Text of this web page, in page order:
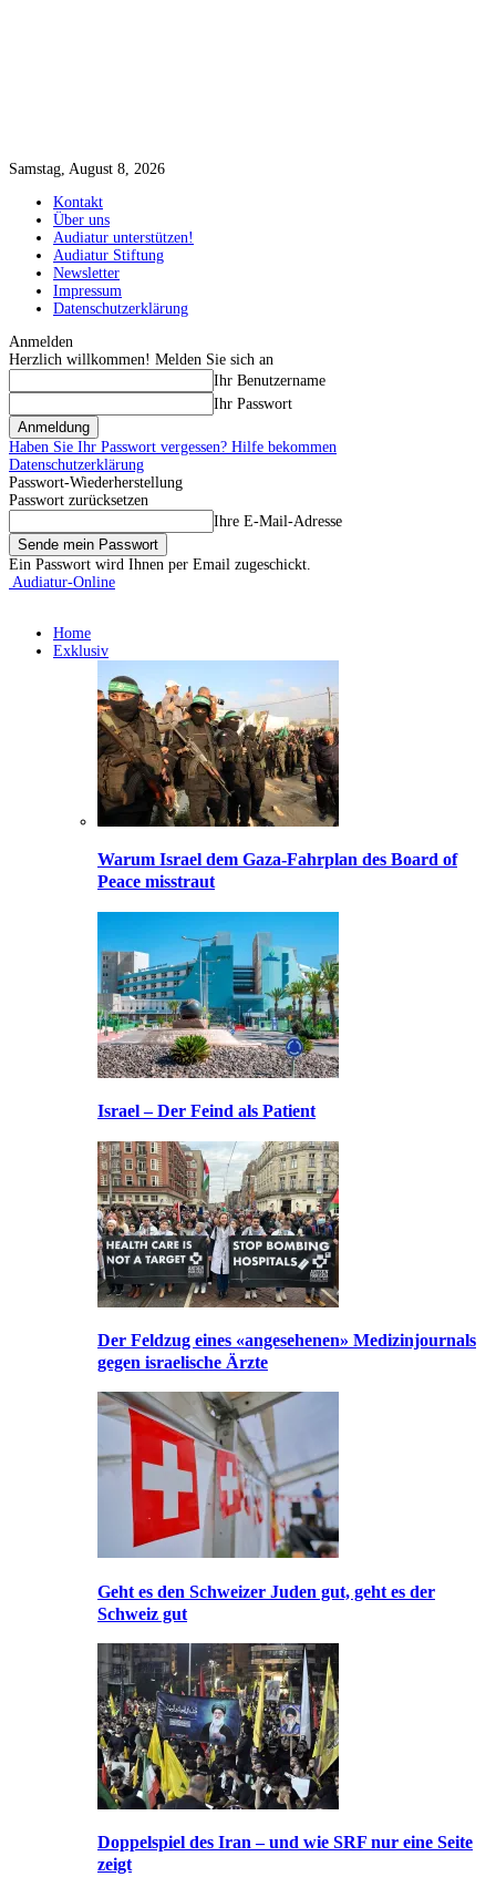
Samstag, August 8, 2026
Kontakt
Über uns
Audiatur unterstützen!
Audiatur Stiftung
Newsletter
Impressum
Datenschutzerklärung
Anmelden
Herzlich willkommen! Melden Sie sich an
Ihr Benutzername
Ihr Passwort
Haben Sie Ihr Passwort vergessen? Hilfe bekommen
Datenschutzerklärung
Passwort-Wiederherstellung
Passwort zurücksetzen
Ihre E-Mail-Adresse
Ein Passwort wird Ihnen per Email zugeschickt.
Audiatur-Online
Home
Exklusiv
Warum Israel dem Gaza-Fahrplan des Board of
Peace misstraut
Israel – Der Feind als Patient
Der Feldzug eines «angesehenen» Medizinjournals
gegen israelische Ärzte
Geht es den Schweizer Juden gut, geht es der
Schweiz gut
Doppelspiel des Iran – und wie SRF nur eine Seite
zeigt